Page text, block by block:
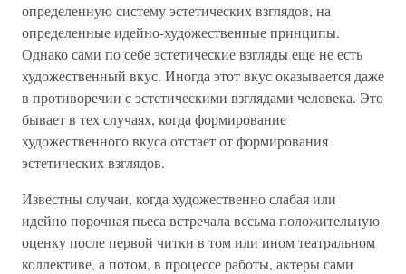
определенную систему эстетических взглядов, на
определенные идейно-художественные принципы.
Однако сами по себе эстетические взгляды еще не есть
художественный вкус. Иногда этот вкус оказывается даже
в противоречии с эстетическими взглядами человека. Это
бывает в тех случаях, когда формирование
художественного вкуса отстает от формирования
эстетических взглядов.
Известны случаи, когда художественно слабая или
идейно порочная пьеса встречала весьма положительную
оценку после первой читки в том или ином театральном
коллективе, а потом, в процессе работы, актеры сами